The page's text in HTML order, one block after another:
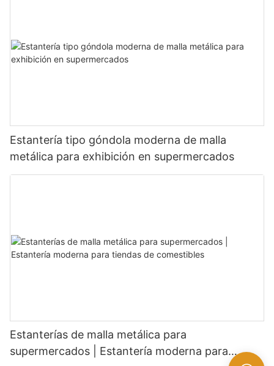
Estantería tipo góndola moderna de malla
metálica para exhibición en supermercados
Estanterías de malla metálica para
supermercados | Estantería moderna para